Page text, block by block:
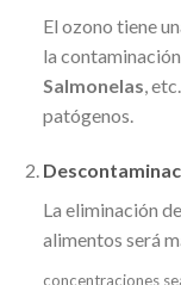
El ozono tiene
la
Salmonelas,
patógenos.
La eliminación
alimentos será
concentraciones